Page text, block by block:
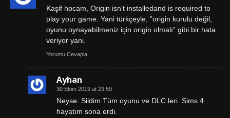
Kaşif hocam, Origin isn’t installedand is required to
play your game. Yani türkçeyle, ”origin kurulu değil,
oyunu oynayabilmeniz için origin olmalı” gibi bir hata
veriyor yani.
Yorumu Cevapla
Ayhan
30 Ekim 2019 at 23:59
Neyse. Sildim Tüm oyunu ve DLC leri. Sims 4
hayatım sona erdi.